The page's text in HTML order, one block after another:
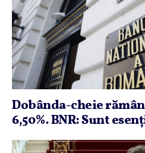
Dobânda-cheie
6,50%. BNR: Sunt